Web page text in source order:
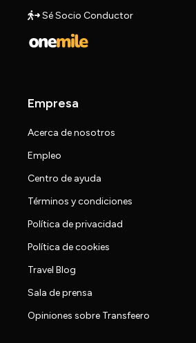
Sé Socio Conductor
Empresa
Acerca de nosotros
Empleo
Centro de ayuda
Términos y condiciones
Política de privacidad
Política de cookies
Travel Blog
Sala de prensa
Opiniones sobre Transfeero